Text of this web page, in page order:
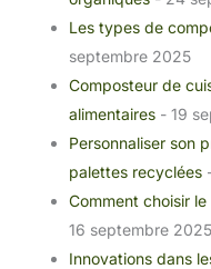
Les types de
septembre 2025
Composteur de
alimentaires - 19
Personnaliser son
palettes recyclées
Comment choisir
16 septembre 2025
Innovations dans